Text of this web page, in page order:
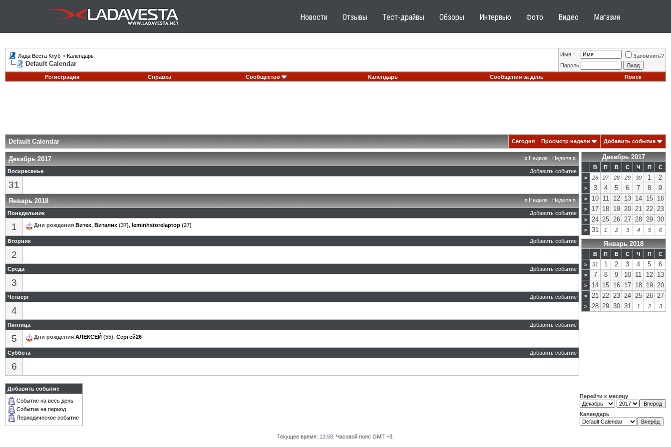
Новости Отзывы Тест-драйвы Обзоры Интервью Фото Видео Магазин
Лада Веста Клуб > Календарь
Default Calendar
Имя
Запомнить?
Пароль
Регистрация
Справка Сообщество Календарь Сообщения за день Поиск
Default Calendar Сегодня Просмотр недели Добавить событие
« Неделя | Неделя »
Декабрь 2017
Добавить событие
Воскресенье
31
« Неделя | Неделя »
Январь 2018
Добавить событие
Понедельник
1 Дни рождения Витек, Виталик (37), leminhstorelaptop (27)
Добавить событие
Вторник
2
Добавить событие
Среда
3
Добавить событие
Четверг
4
Добавить событие
Пятница
5 Дни рождения АЛЕКСЕЙ (55), Сергей26
Добавить событие
Суббота
6
Декабрь 2017
В П В С Ч П
С
>
26 27 28 29 30 1 2
> 3 4 5 6 7 8 9
> 10 11 12 13 14 15 16
> 17 18 19 20 21 22 23
> 24 25 26 27 28 29 30
> 31 1 2 3 4 5 6
Январь 2018
В П В С Ч П
С
>
31 1 2 3 4 5 6
> 7 8 9 10 11 12 13
> 14 15 16 17 18 19 20
> 21 22 23 24 25 26 27
> 28 29 30 31 1 2 3
Добавить событие
Событие на весь день
Событие на период
Периодическое событие
Перейти к месяцу
Календарь
Текущее время: 13:58 . Часовой пояс GMT +3.